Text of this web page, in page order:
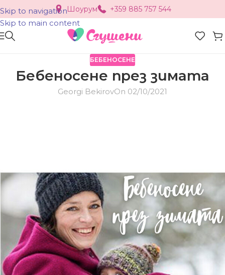
Skip to navigation
Skip to main content
Шоурум +359 885 757 544
БЕБЕНОСЕНЕ
Бебеносене през зимата
Georgi BekirovOn 02/10/2021